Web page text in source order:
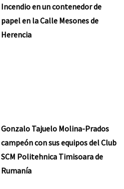
Incendio en un contenedor de
papel en la Calle Mesones de
Herencia
Gonzalo Tajuelo Molina-Prados
campeón con sus equipos del Club
SCM Politehnica Timisoara de
Rumanía